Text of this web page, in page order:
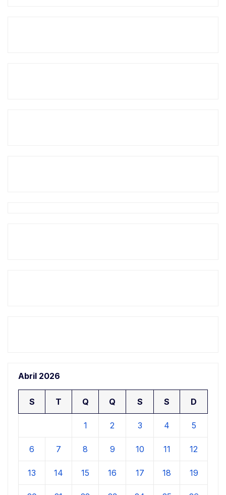
Abril 2026
S T Q Q S S D
1 2 3 4 5
6 7 8 9 10 11 12
13 14 15 16 17 18 19